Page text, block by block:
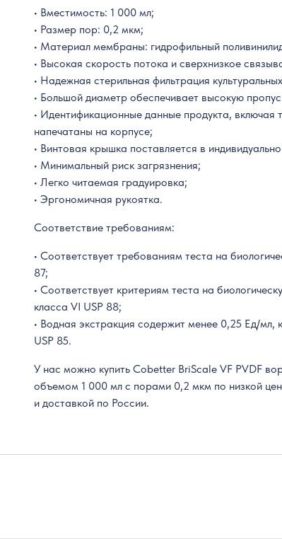
• Вместимость: 1 000 мл;
• Размер пор: 0,2 мкм;
• Материал мембраны: гидрофильный
• Высокая скорость потока исверхнизкое
• Надежная стерильная фильтрация
• Большой диаметр обеспечивает высокую
• Идентификационные данные продукта,
напечатаны на корпусе;
• Винтовая крышка поставляется в
• Минимальный риск загрязнения;
• Легко читаемая градуировка;
• Эргономичная рукоятка.
Соответствие требованиям:
• Соответствует требованиям теста на
87;
• Соответствует критериям теста на
класса VI USP 88;
• Водная экстракция содержит менее 0,25 Ед/мл,
USP 85.
У нас можно купить Cobetter BriScale VF PVDF
объемом 1 000 мл с порами 0,2 мкм по низкой
и доставкой по России.